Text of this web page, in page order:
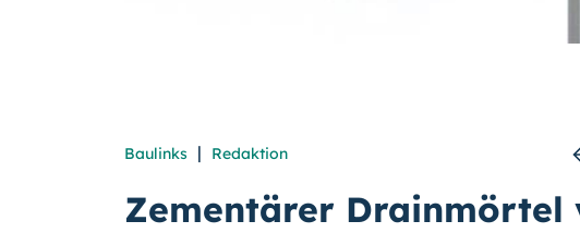
Baulinks | Redaktion
Zementärer